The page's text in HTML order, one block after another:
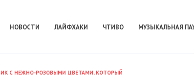
НОВОСТИ ЛАЙФХАКИ ЧТИВО МУЗЫКАЛЬНАЯ
С НЕЖНО-РОЗОВЫМИ ЦВЕТАМИ, КОТОРЫЙ